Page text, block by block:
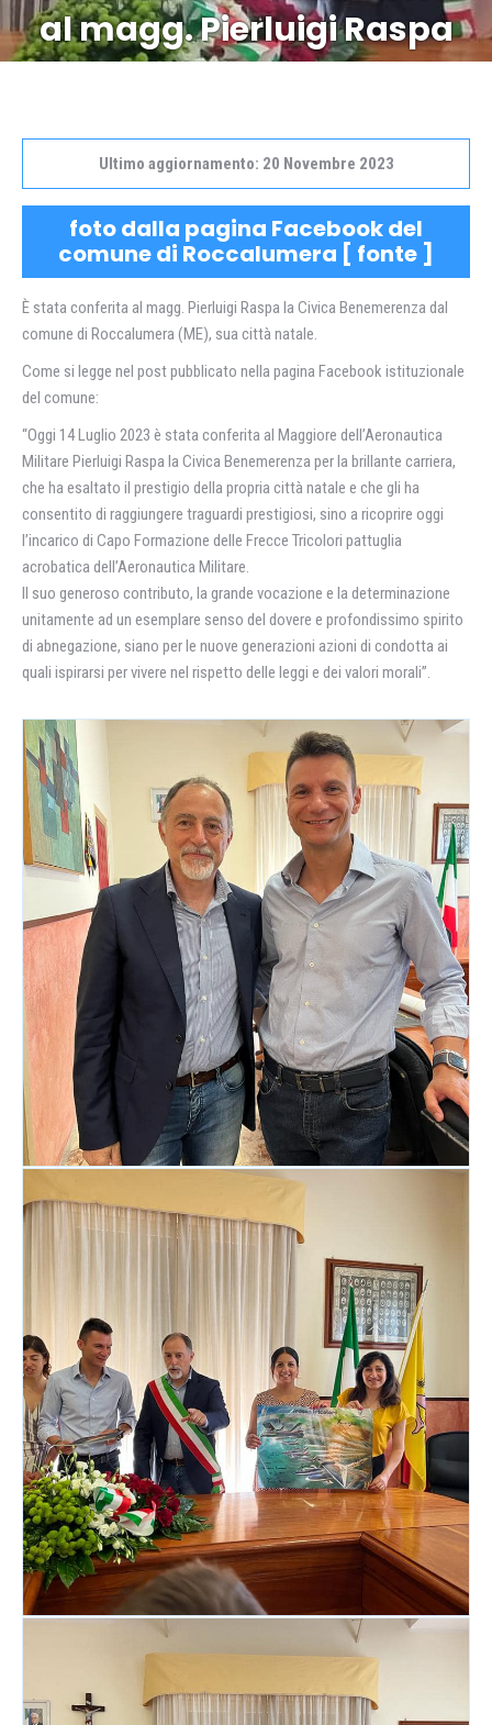
al magg. Pierluigi Raspa
Ultimo aggiornamento: 20 Novembre 2023
foto dalla pagina Facebook del
comune di Roccalumera [ fonte ]
È stata conferita al magg. Pierluigi Raspa la Civica Benemerenza dal
comune di Roccalumera (ME), sua città natale.
Come si legge nel post pubblicato nella pagina Facebook istituzionale
del comune:
“Oggi 14 Luglio 2023 è stata conferita al Maggiore dell’Aeronautica
Militare Pierluigi Raspa la Civica Benemerenza per la brillante carriera,
che ha esaltato il prestigio della propria città natale e che gli ha
consentito di raggiungere traguardi prestigiosi, sino a ricoprire oggi
l’incarico di Capo Formazione delle Frecce Tricolori pattuglia
acrobatica dell’Aeronautica Militare.
Il suo generoso contributo, la grande vocazione e la determinazione
unitamente ad un esemplare senso del dovere e profondissimo spirito
di abnegazione, siano per le nuove generazioni azioni di condotta ai
quali ispirarsi per vivere nel rispetto delle leggi e dei valori morali”.